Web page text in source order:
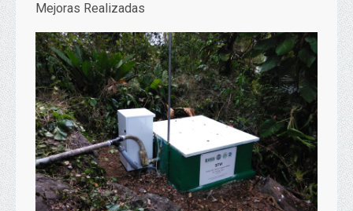
Mejoras Realizadas